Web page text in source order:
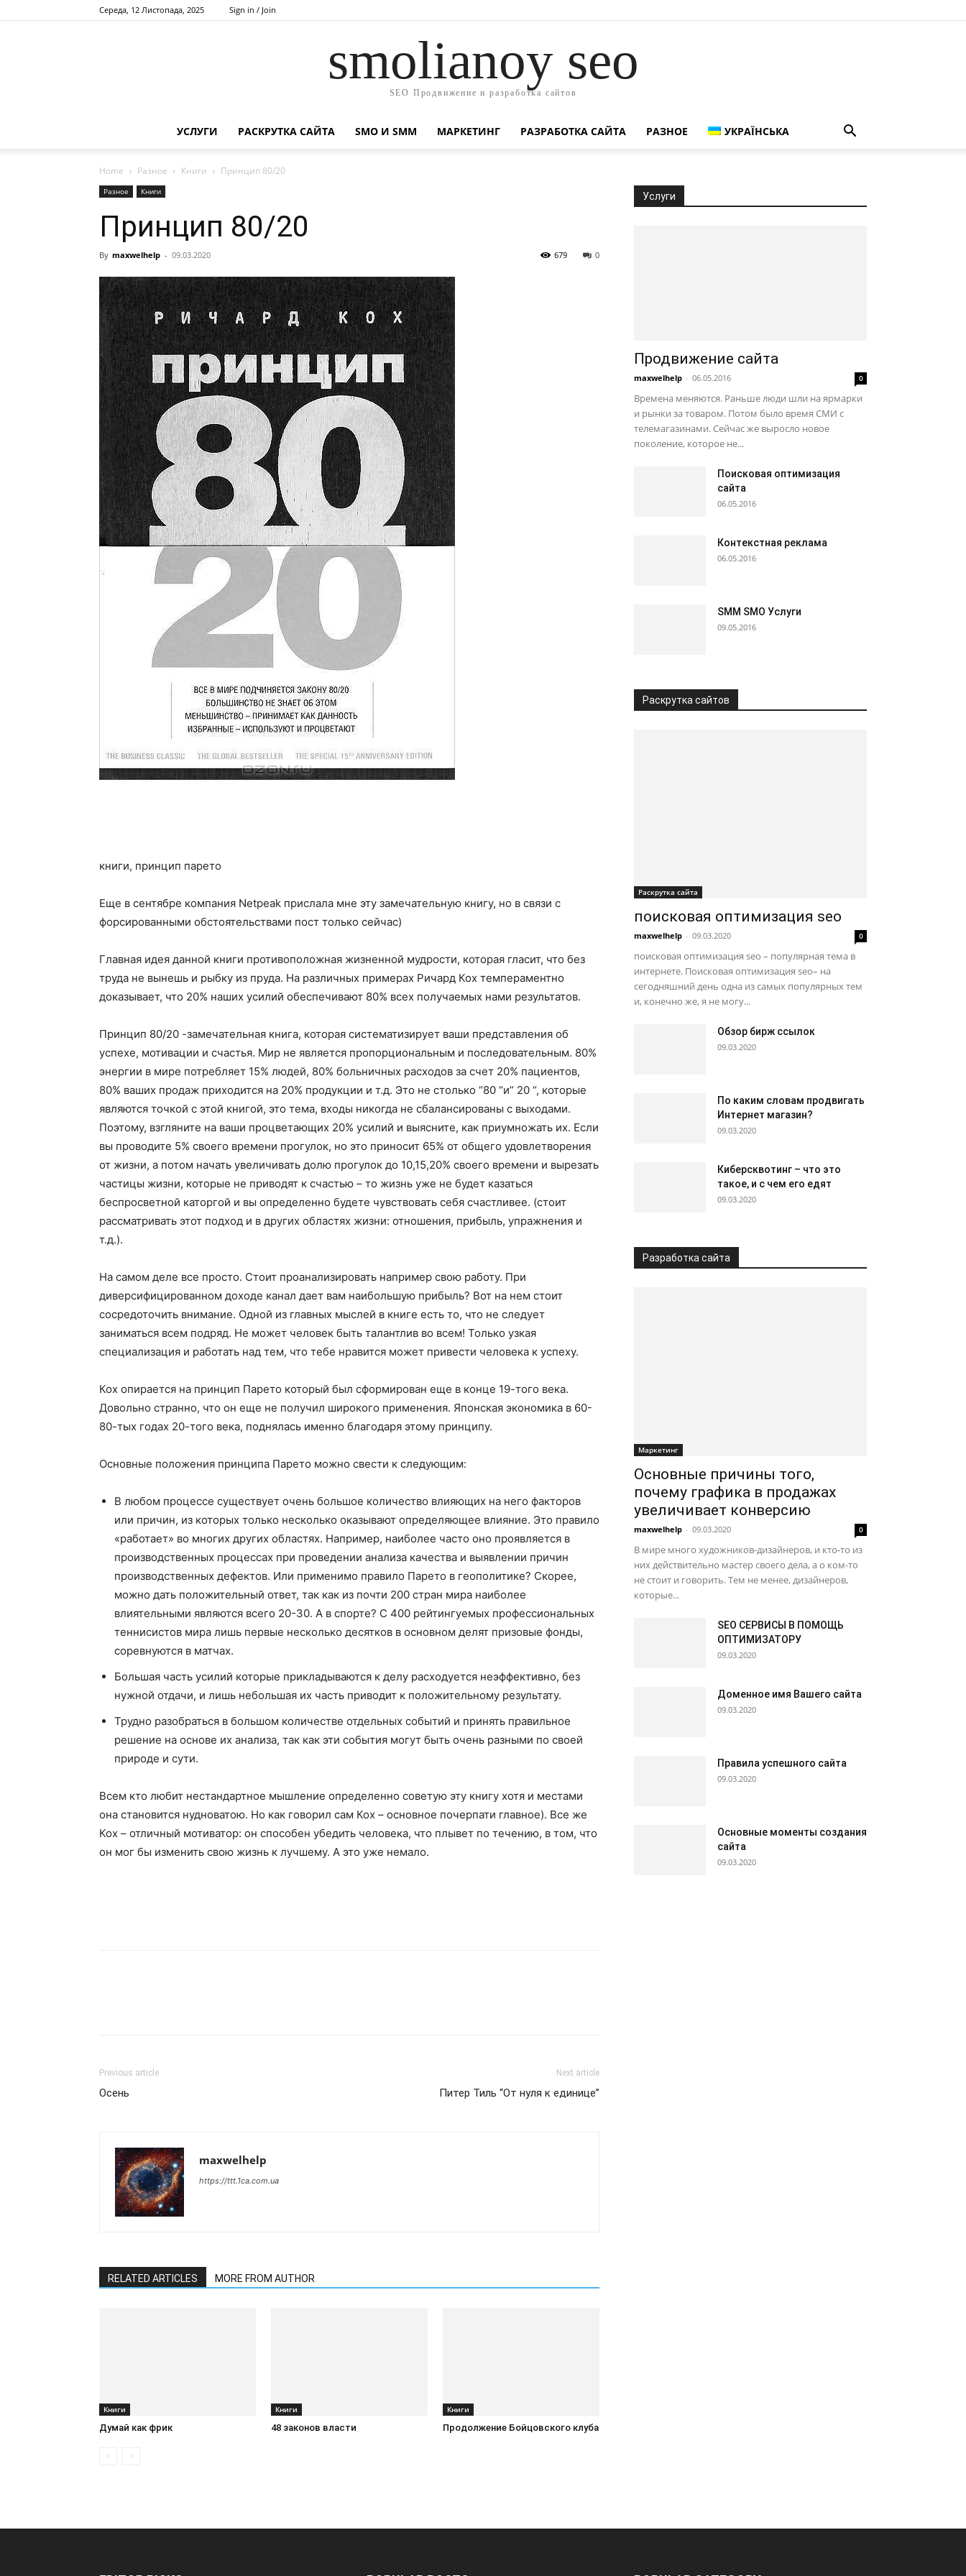
Середа, 12 Листопада, 2025 Sign in / Join
smolianoy seo
SEO Продвижение и разработка сайтов
УСЛУГИ РАСКРУТКА САЙТА SMO И SMM МАРКЕТИНГ РАЗРАБОТКА САЙТА РАЗНОЕ УКРАЇНСЬКА
Home Разное Книги Принцип 80/20
Разное Книги
Принцип 80/20
By maxwelhelp - 09.03.2020 0
679
книги, принцип парето
Еще в сентябре компания Netpeak прислала мне эту замечательную книгу, но в связи с
форсированными обстоятельствами пост только сейчас)
Главная идея данной книги противоположная жизненной мудрости, которая гласит, что без
труда не вынешь и рыбку из пруда. На различных примерах Ричард Кох темпераментно
доказывает, что 20% наших усилий обеспечивают 80% всех получаемых нами результатов.
Принцип 80/20 -замечательная книга, которая систематизирует ваши представления об
успехе, мотивации и счастья. Мир не является пропорциональным и последовательным. 80%
энергии в мире потребляет 15% людей, 80% больничных расходов за счет 20% пациентов,
80% ваших продаж приходится на 20% продукции и т.д. Это не столько “80 “и” 20 “, которые
являются точкой с этой книгой, это тема, входы никогда не сбалансированы с выходами.
Поэтому, взгляните на ваши процветающих 20% усилий и выясните, как приумножать их. Если
вы проводите 5% своего времени прогулок, но это приносит 65% от общего удовлетворения
от жизни, а потом начать увеличивать долю прогулок до 10,15,20% своего времени и вырезать
частицы жизни, которые не приводят к счастью – то жизнь уже не будет казаться
беспросветной каторгой и вы определенно будете чувствовать себя счастливее. (стоит
рассматривать этот подход и в других областях жизни: отношения, прибыль, упражнения и
т.д.).
На самом деле все просто. Стоит проанализировать например свою работу. При
диверсифицированном доходе канал дает вам наибольшую прибыль? Вот на нем стоит
сосредоточить внимание. Одной из главных мыслей в книге есть то, что не следует
заниматься всем подряд. Не может человек быть талантлив во всем! Только узкая
специализация и работать над тем, что тебе нравится может привести человека к успеху.
Кох опирается на принцип Парето который был сформирован еще в конце 19-того века.
Довольно странно, что он еще не получил широкого применения. Японская экономика в 60-
80-тых годах 20-того века, поднялась именно благодаря этому принципу.
Основные положения принципа Парето можно свести к следующим:
В любом процессе существует очень большое количество влияющих на него факторов
или причин, из которых только несколько оказывают определяющее влияние. Это правило
«работает» во многих других областях. Например, наиболее часто оно проявляется в
производственных процессах при проведении анализа качества и выявлении причин
производственных дефектов. Или применимо правило Парето в геополитике? Скорее,
можно дать положительный ответ, так как из почти 200 стран мира наиболее
влиятельными являются всего 20-30. А в спорте? С 400 рейтингуемых профессиональных
теннисистов мира лишь первые несколько десятков в основном делят призовые фонды,
соревнуются в матчах.
Большая часть усилий которые прикладываются к делу расходуется неэффективно, без
нужной отдачи, и лишь небольшая их часть приводит к положительному результату.
Трудно разобраться в большом количестве отдельных событий и принять правильное
решение на основе их анализа, так как эти события могут быть очень разными по своей
природе и сути.
Всем кто любит нестандартное мышление определенно советую эту книгу хотя и местами
она становится нудноватою. Но как говорил сам Кох – основное почерпати главное). Все же
Кох – отличный мотиватор: он способен убедить человека, что плывет по течению, в том, что
он мог бы изменить свою жизнь к лучшему. А это уже немало.
Previous article
Осень
Next article
Питер Тиль “От нуля к единице”
maxwelhelp
https://ttt.1ca.com.ua
RELATED ARTICLES MORE FROM AUTHOR
Книги
Думай как фрик
Книги
48 законов власти
Книги
Продолжение Бойцовского клуба
Услуги
Продвижение сайта
maxwelhelp - 06.05.2016 0
Времена меняются. Раньше люди шли на ярмарки
и рынки за товаром. Потом было время СМИ с
телемагазинами. Сейчас же выросло новое
поколение, которое не...
Поисковая оптимизация
сайта
06.05.2016
Контекстная реклама
06.05.2016
SMM SMO Услуги
09.05.2016
Раскрутка сайтов
Раскрутка сайта
поисковая оптимизация seo
maxwelhelp - 09.03.2020 0
поисковая оптимизация seo – популярная тема в
интернете. Поисковая оптимизация seo– на
сегодняшний день одна из самых популярных тем
и, конечно же, я не могу...
Обзор бирж ссылок
09.03.2020
По каким словам продвигать
Интернет магазин?
09.03.2020
Киберсквотинг – что это
такое, и с чем его едят
09.03.2020
Разработка сайта
Маркетинг
Основные причины того,
почему графика в продажах
увеличивает конверсию
maxwelhelp - 09.03.2020 0
В мире много художников-дизайнеров, и кто-то из
них действительно мастер своего дела, а о ком-то
не стоит и говорить. Тем не менее, дизайнеров,
которые...
SEO СЕРВИСЫ В ПОМОЩЬ
ОПТИМИЗАТОРУ
09.03.2020
Доменное имя Вашего сайта
09.03.2020
Правила успешного сайта
09.03.2020
Основные моменты создания
сайта
09.03.2020